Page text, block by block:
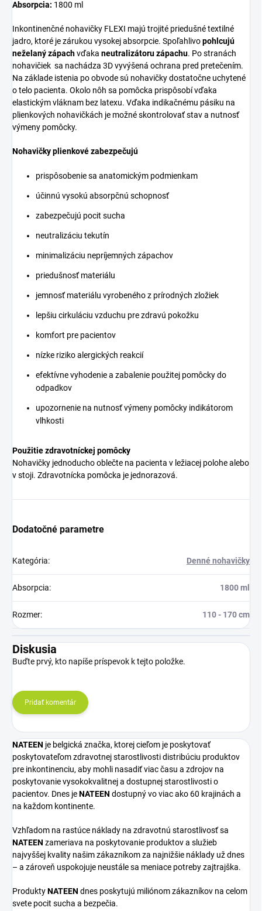
Absorpcia: 1800 ml
Inkontinenčné nohavičky FLEXI majú trojité priedušné textilné
jadro, ktoré je zárukou vysokej absorpcie. Spoľahlivopohlcujú
neželaný zápachvďaka neutralizátoru zápachu. Po stranách
nohavičiek sa nachádza 3D vyvýšená ochrana pred pretečením.
Na základe istenia po obvode sú nohavičky dostatočne uchytené
o telo pacienta. Okolo nôh sa pomôcka prispôsobí vďaka
elastickým vláknam bez latexu. Vďaka indikačnému pásiku na
plienkových nohavičkách je možné skontrolovať stav a nutnosť
výmeny pomôcky.
Nohavičky plienkové zabezpečujú
prispôsobenie sa anatomickým podmienkam
účinnú vysokú absorpčnú schopnosť
zabezpečujú pocit sucha
neutralizáciu tekutín
minimalizáciu nepríjemných zápachov
priedušnosť materiálu
jemnosť materiálu vyrobeného z prírodných zložiek
lepšiu cirkuláciu vzduchu pre zdravú pokožku
komfort pre pacientov
nízke riziko alergických reakcií
efektívne vyhodenie a zabalenie použitej pomôcky do
odpadkov
upozornenie na nutnosť výmeny pomôcky indikátorom
vlhkosti
Použitie zdravotníckej pomôcky
Nohavičky jednoducho oblečte na pacienta v ležiacej polohe alebo
v stoji. Zdravotnícka pomôcka je jednorazová.
Dodatočné parametre
Kategória: Denné nohavičky
Absorpcia: 1800 ml
Rozmer: 110 - 170 cm
Diskusia
Buďte prvý, kto napíše príspevok k tejto položke.
Pridať komentár
NATEEN je belgická značka, ktorej cieľom je poskytovať
poskytovateľom zdravotnej starostlivosti distribúciu produktov
pre inkontinenciu, aby mohli nasadiť viac času a zdrojov na
poskytovanie vysokokvalitnej a dostupnej starostlivosti o
pacientov. Dnes jeNATEEN dostupný vo viac ako 60 krajinách a
na každom kontinente.
Vzhľadom na rastúce náklady na zdravotnú starostlivosť sa
NATEEN zameriava na poskytovanie produktov a služieb
najvyššej kvality našim zákazníkom za najnižšie náklady už dnes
– a zároveň uspokojuje neustále sa meniace potreby zajtrajška.
ProduktyNATEEN dnes poskytujú miliónom zákazníkov na celom
svete pocit sucha a bezpečia.